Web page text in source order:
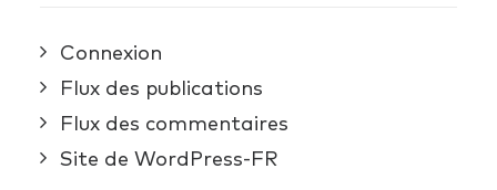
Connexion
Flux des publications
Flux des commentaires
Site de WordPress-FR